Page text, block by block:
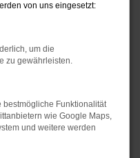
Werbeblocker,
Seiten
Seite in einem
vorübergehende
von uns eingesetzt:
um die
zu gewährleisten.
bestmögliche Funktionalität
wie Google Maps,
und weitere werden